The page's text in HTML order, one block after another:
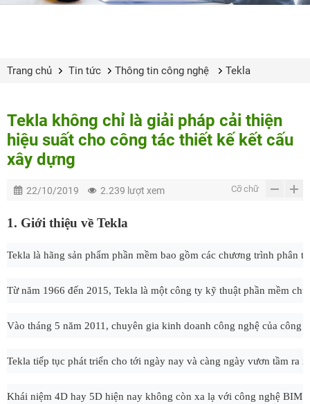
Trang chủ Tin tức Thông tin công nghệ Tekla
Tekla không chỉ là giải pháp cải thiện
hiệu suất cho công tác thiết kế kết cấu
xây dựng
22/10/2019 2.239 lượt xem Cỡ chữ
1. Giới thiệu về Tekla
Tekla là hãng sản phẩm phần mềm bao gồm các chương trình
Từ năm 1966 đến 2015, Tekla là một công ty kỹ thuật phần mềm
Vào tháng 5 năm 2011, chuyên gia kinh doanh công nghệ của công
Tekla tiếp tục phát triển cho tới ngày nay và càng ngày vươn tầm ra
Khái niệm 4D hay 5D hiện nay không còn xa lạ với công nghệ BIM